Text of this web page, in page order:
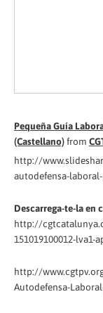
Pequeña Guía
(Castellano)from
http://
autodefensa-
Descarrega-te-la en
http://
151019100012-lva1-
http://
Autodefensa-